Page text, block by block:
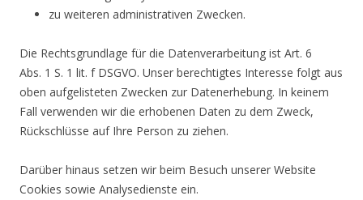
zu weiteren administrativen Zwecken.
Die Rechtsgrundlage für die Datenverarbeitung ist Art. 6
Abs. 1 S. 1 lit. f DSGVO. Unser berechtigtes Interesse folgt aus
oben aufgelisteten Zwecken zur Datenerhebung. In keinem
Fall verwenden wir die erhobenen Daten zu dem Zweck,
Rückschlüsse auf Ihre Person zu ziehen.
Darüber hinaus setzen wir beim Besuch unserer Website
Cookies sowie Analysedienste ein.